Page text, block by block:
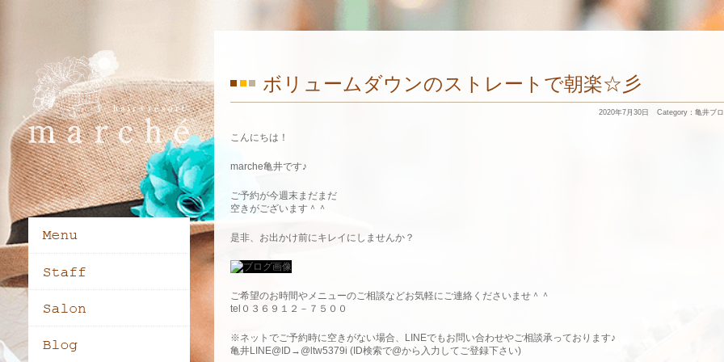
ボリュームダウンのストレートで朝楽☆彡
2020年7月30日 Category： 亀井ブ
こんにちは！
marche亀井です♪
ご予約が今週末まだまだ
空きがございます＾＾
是非、お出かけ前にキレイにしませんか？
ご希望のお時間やメニューのご相談などお気軽にご連絡くださいませ＾＾
tel０３６９１２－７５００
※ネットでご予約時に空きがない場合、LINEでもお問い合わせやご相談承っております♪
亀井LINE@ID→@ltw5379i (ID検索で@から入力してご登録下さい)